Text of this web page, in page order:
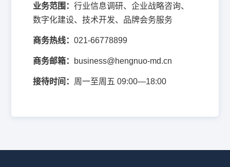
业务范围：行业信息调研、企业战略咨询、
数字化建设、技术开发、品牌会务服务
商务热线：021-66778899
商务邮箱： business@hengnuo-md.cn
接待时间： 周一至周五 09:00—18:00